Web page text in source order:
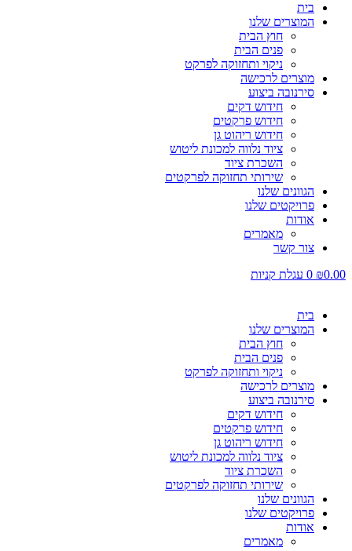
בית
המוצרים שלנו
חוץ הבית
פנים הבית
ניקוי ותחזוקה לפרקט
מוצרים לרכישה
סירנובה ביצוע
חידוש דקים
חידוש פרקטים
חידוש ריהוט גן
ציוד נלווה למכונת ליטוש
השכרת ציוד
שירותי תחזוקה לפרקטים
הגוונים שלנו
פרויקטים שלנו
אודות
מאמרים
צור קשר
₪0.00
0 עגלת קניות
בית
המוצרים שלנו
חוץ הבית
פנים הבית
ניקוי ותחזוקה לפרקט
מוצרים לרכישה
סירנובה ביצוע
חידוש דקים
חידוש פרקטים
חידוש ריהוט גן
ציוד נלווה למכונת ליטוש
השכרת ציוד
שירותי תחזוקה לפרקטים
הגוונים שלנו
פרויקטים שלנו
אודות
מאמרים